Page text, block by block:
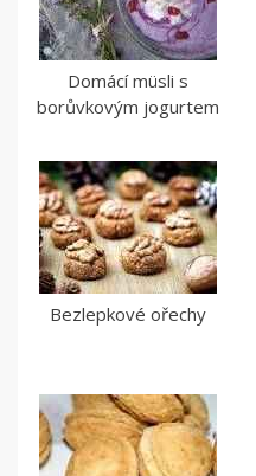
Domácí müsli s
borůvkovým jogurtem
Bezlepkové ořechy